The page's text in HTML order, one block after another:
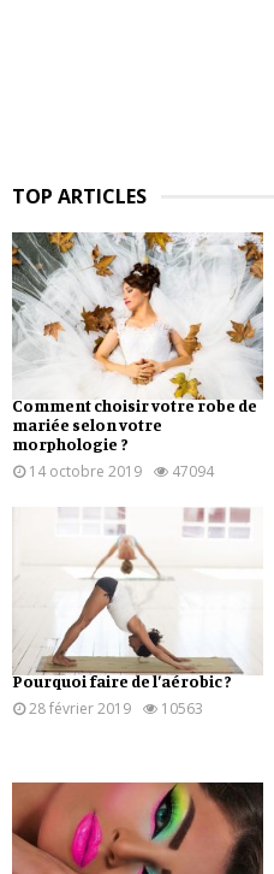
TOP ARTICLES
Comment choisir votre robe de
mariée selon votre
morphologie ?
14 octobre 2019
47094
Pourquoi faire de l’aérobic ?
28 février 2019
10563